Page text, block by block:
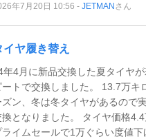
年7月20日 10:56
JETMAN さん
イヤ履き替え
年4月に新品交換した夏タイヤ
ートで交換しました。 13.7万キ
ズン、冬は冬タイヤがあるので
換となりました。 タイヤ価格4.4
ライムセールで1万ぐらい度値